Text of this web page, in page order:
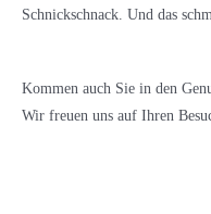
Schnickschnack. Und das
Kommen auch Sie in den
Wir freuen uns auf Ihren